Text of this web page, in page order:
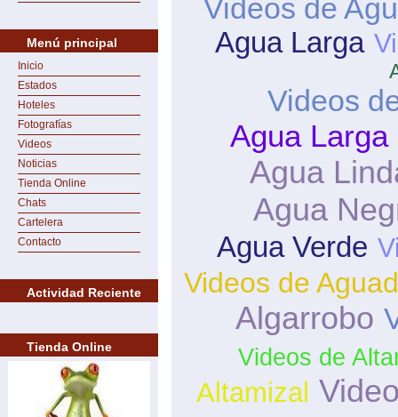
Menú principal
Inicio
Estados
Hoteles
Fotografías
Videos
Noticias
Tienda Online
Chats
Cartelera
Contacto
Actividad Reciente
Tienda Online
Videos de
Agua Larga
Videos
Agua
Agua
Agua
Agua Verde
Videos de
Algarrobo
Videos de
Altamizal